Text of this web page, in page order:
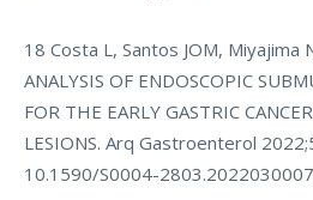
18 Costa L, Santos JOM, Miyajima
ANALYSIS OF ENDOSCOPIC
FOR THE EARLY GASTRIC
LESIONS. Arq Gastroenterol
10.1590/S0004-